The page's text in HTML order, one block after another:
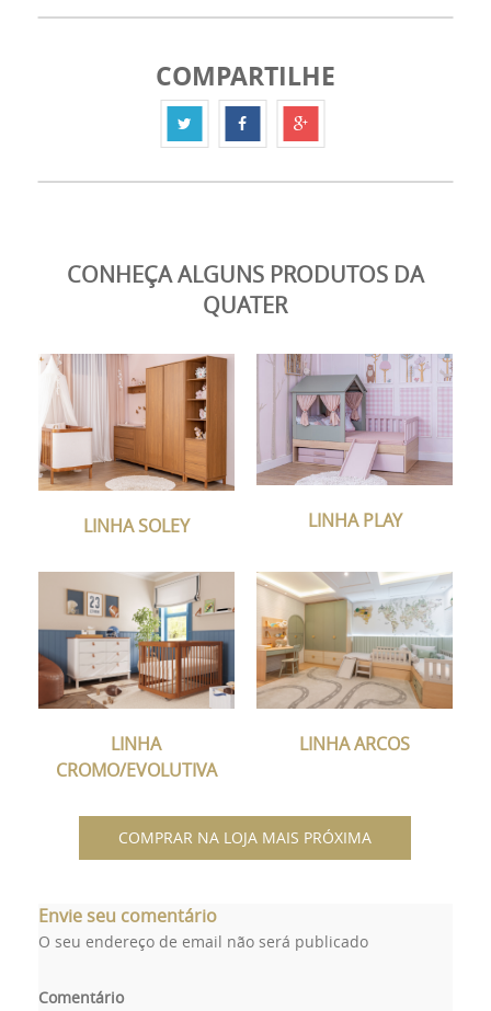
COMPARTILHE
CONHEÇA ALGUNS PRODUTOS DA
QUATER
LINHA SOLEY LINHA PLAY
LINHA
CROMO/EVOLUTIVA
LINHA ARCOS
COMPRAR NA LOJA MAIS PRÓXIMA
Envie seu comentário
O seu endereço de email não será publicado
Comentário